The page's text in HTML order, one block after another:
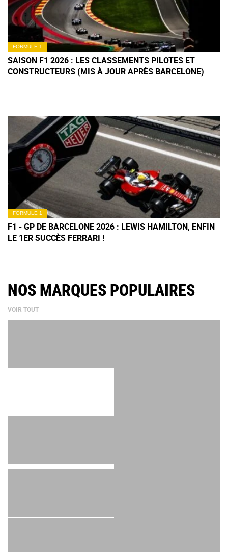
FORMULE 1
SAISON F1 2026 : LES CLASSEMENTS PILOTES ET
CONSTRUCTEURS (MIS À JOUR APRÈS BARCELONE)
FORMULE 1
F1 - GP DE BARCELONE 2026 : LEWIS HAMILTON, ENFIN
LE 1ER SUCCÈS FERRARI !
NOS MARQUES POPULAIRES
VOIR TOUT